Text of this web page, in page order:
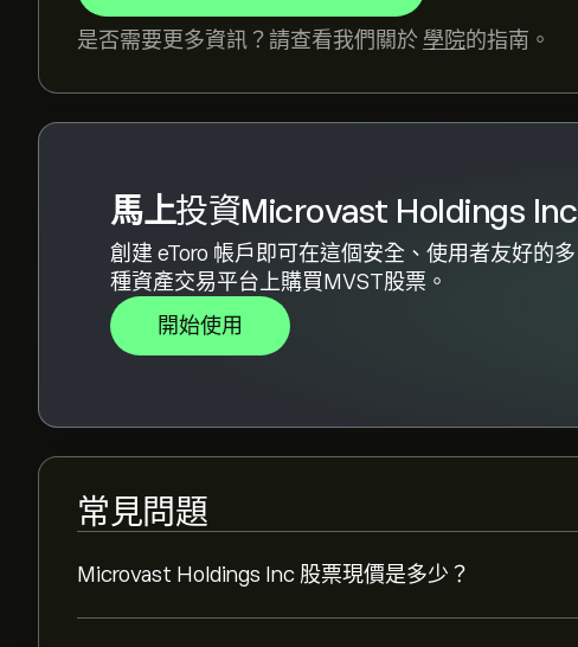
是否需要更多資訊？請查看我們關於 學院的指南。
馬上投資Microvast Holdings Inc
創建 eToro 帳戶即可在這個安全、使用者友好的多
種資產交易平台上購買MVST股票。
開始使用
常見問題
Microvast Holdings Inc 股票現價是多少？